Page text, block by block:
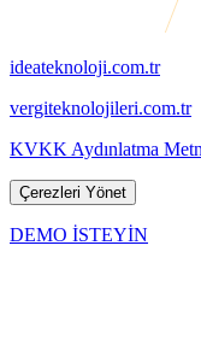
ideateknoloji.com.tr
vergiteknolojileri.com.tr
KVKK Aydınlatma
Çerezleri Yönet
DEMO İSTEYİN